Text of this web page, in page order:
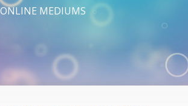
MEDIUMS